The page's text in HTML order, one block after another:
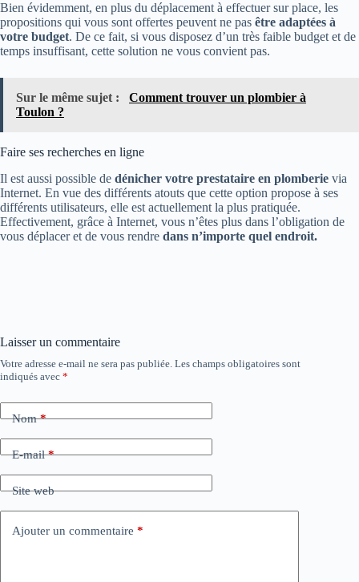
Bien évidemment, en plus du déplacement à effectuer sur place, les
propositions qui vous sont offertes peuvent ne pas être adaptées à
votre budget. De ce fait, si vous disposez d’un très faible budget et de
temps insuffisant, cette solution ne vous convient pas.
Sur le même sujet :
Comment trouver un plombier à
Toulon ?
Faire ses recherches en ligne
Il est aussi possible de dénicher votre prestataire en plomberie via
Internet. En vue des différents atouts que cette option propose à ses
différents utilisateurs, elle est actuellement la plus pratiquée.
Effectivement, grâce à Internet, vous n’êtes plus dans l’obligation de
vous déplacer et de vous rendre dans n’importe quel endroit.
Laisser un commentaire
Votre adresse e-mail ne sera pas publiée. Les champs obligatoires sont
indiqués avec *
Nom*
E-mail*
Site web
Ajouter un commentaire *